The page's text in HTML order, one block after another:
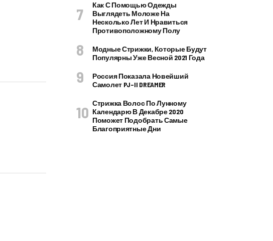
Как С Помощью Одежды
Выглядеть Моложе На
Несколько Лет И Нравиться
Противоположному Полу
Модные Стрижки, Которые Будут
Популярны Уже Весной 2021 Года
Россия Показала Новейший
Самолет PJ–II DREAMER
Стрижка Волос По Лунному
Календарю В Декабре 2020
Поможет Подобрать Самые
Благоприятные Дни